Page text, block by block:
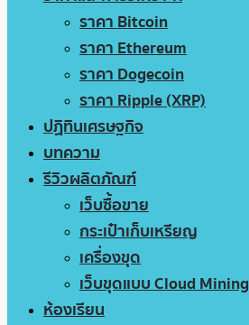
ราคา Bitcoin
ราคา Ethereum
ราคา Dogecoin
ราคา Ripple (XRP)
ปฏิทินเศรษฐกิจ
บทความ
รีวิวผลิตภัณฑ์
เว็บซื้อขาย
กระเป๋าเก็บเหรียญ
เครื่องขุด
เว็บขุดแบบ Cloud Mining
ห้องเรียน